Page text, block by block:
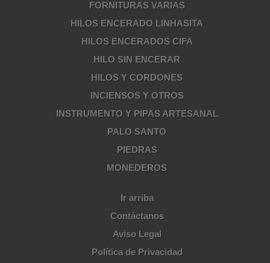
FORNITURAS VARIAS
HILOS ENCERADO LINHASITA
HILOS ENCERADOS CIFA
HILO SIN ENCERAR
HILOS Y CORDONES
INCIENSOS Y OTROS
INSTRUMENTO Y PIPAS ARTESANAL
PALO SANTO
PIEDRAS
MONEDEROS
Ir arriba
Contáctanos
Aviso Legal
Política de Privacidad